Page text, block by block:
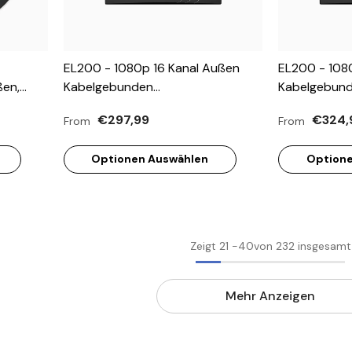
Sirene
EL200 - 1080p 16 Kanal Außen
Kabelgebunden
Kameras, Intelligenter DVR Mit
Erkennung Von Menschen &
Fahrzeugen, 20 Meter Infrarot-
From €297,99
Optionen Auswählen
EL200 -
Kameras,
Erkennung
From
Zeigt 21 -40von 232 insgesamt
Mehr Anzeigen